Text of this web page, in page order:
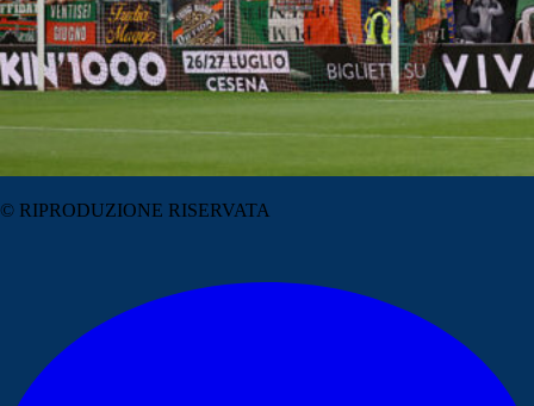
© RIPRODUZIONE RISERVATA